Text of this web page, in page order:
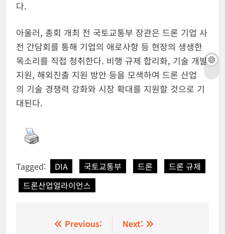
다.
아울러, 총회 개최 전 국토교통부 장관은 드론 기업 사
전 간담회를 통해 기업의 애로사항 등 현장의 생생한
목소리를 직접 청취한다. 비행 규제 합리화, 기술 개발
지원, 해외진출 지원 방안 등을 모색하여 드론 산업
의 기술 경쟁력 강화와 시장 확대를 지원할 것으로 기
대된다.
Tagged: DIA 국토교통부 드론
드론 규제
드론산업얼라이언스
Previous:
Next: